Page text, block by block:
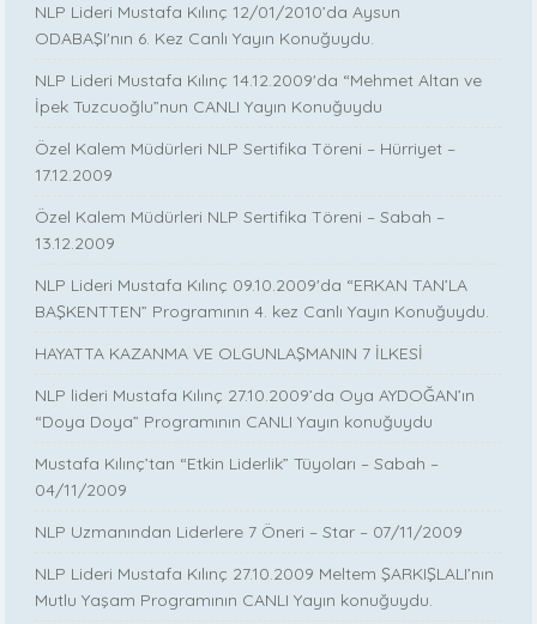
NLP Lideri Mustafa Kılınç 12/01/2010’da Aysun
ODABAŞI'nın 6. Kez Canlı Yayın Konuğuydu.
NLP Lideri Mustafa Kılınç 14.12.2009'da “Mehmet Altan ve
İpek Tuzcuoğlu”nun CANLI Yayın Konuğuydu
Özel Kalem Müdürleri NLP Sertifika Töreni – Hürriyet –
17.12.2009
Özel Kalem Müdürleri NLP Sertifika Töreni – Sabah –
13.12.2009
NLP Lideri Mustafa Kılınç 09.10.2009'da “ERKAN TAN’LA
BAŞKENTTEN” Programının 4. kez Canlı Yayın Konuğuydu.
HAYATTA KAZANMA VE OLGUNLAŞMANIN 7 İLKESİ
NLP lideri Mustafa Kılınç 27.10.2009’da Oya AYDOĞAN’ın
“Doya Doya” Programının CANLI Yayın konuğuydu
Mustafa Kılınç’tan “Etkin Liderlik” Tüyoları – Sabah –
04/11/2009
NLP Uzmanından Liderlere 7 Öneri – Star – 07/11/2009
NLP Lideri Mustafa Kılınç 27.10.2009 Meltem ŞARKIŞLALI’nın
Mutlu Yaşam Programının CANLI Yayın konuğuydu.